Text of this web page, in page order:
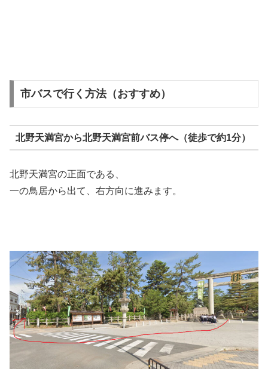
市バスで行く方法（おすすめ）
北野天満宮から北野天満宮前バス停へ（徒歩で約1分）
北野天満宮の正面である、
一の鳥居から出て、右方向に進みます。